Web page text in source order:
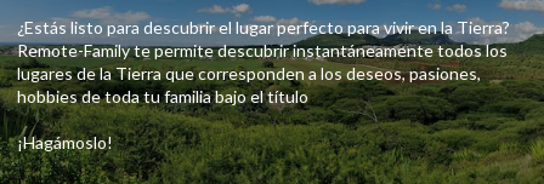
¿Estás listo para descubrir el lugar perfecto para vivir en la Tierra?
Remote-Family te permite descubrir instantáneamente todos los
lugares de la Tierra que corresponden a los deseos, pasiones,
hobbies de toda tu familia bajo el título
¡Hagámoslo!